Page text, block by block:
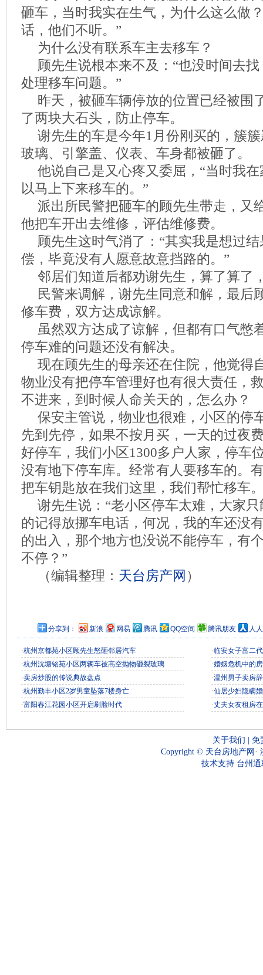
砸车，当时我实在生气，为什么这么做
话，他们不听。”
为什么没有联系车主去移车？
顾先生说根本来不及：“也没时间去
处理移车问题。”
昨天，被砸车辆停放的位置已经被围
了两块大石头，防止停车。
谢先生的车是今年1月份刚买的，簇
玻璃、引擎盖、仪表、车身都被砸了。
他说自己是又心疼又委屈，“当时我
以马上下来移车的。”
派出所民警把砸车的顾先生带走，又
他把车开出去维修，评估维修费。
顾先生这时气消了：“其实我是想过
偿，毕竟没有人愿意故意挡路的。”
邻居们知道后都劝谢先生，算了算了
民警来调解，谢先生同意和解，最后
修车费，双方达成谅解。
虽然双方达成了谅解，但都有口气憋
停车难的问题还没有解决。
现在顾先生的母亲还在住院，他觉得
物业没有把停车管理好也有很大责任，
不进来，到时候人命关天的，怎么办？
保安主管说，物业也很难，小区的停
先到先停，如果不按月买，一天的过夜
好停车，我们小区1300多户人家，停车
没有地下停车库。经常有人要移车的。
把车钥匙放在我们这里，我们帮忙移车
谢先生说：“老小区停车太难，大家
的记得放挪车电话，何况，我的车还没
的出入，那个地方也没说不能停车，有
不停？”
（编辑整理： 天台房产网 ）
分享到： 新浪 网易 腾讯 QQ空间 腾讯朋友 人
·杭州京都苑小区顾先生怒砸邻居汽车
·杭州沈塘铭苑小区两辆车被高空抛物砸裂玻璃
·卖房炒股的传说典故盘点
·杭州勤丰小区2岁男童坠落7楼身亡
·富阳春江花园小区开启刷脸时代
·临安女子富二
·婚姻危机中的
·温州男子卖房
·仙居少妇隐瞒
·丈夫女友租房
关于我们
免
Copyright © 天台房地产网 ·
技术支持 台州